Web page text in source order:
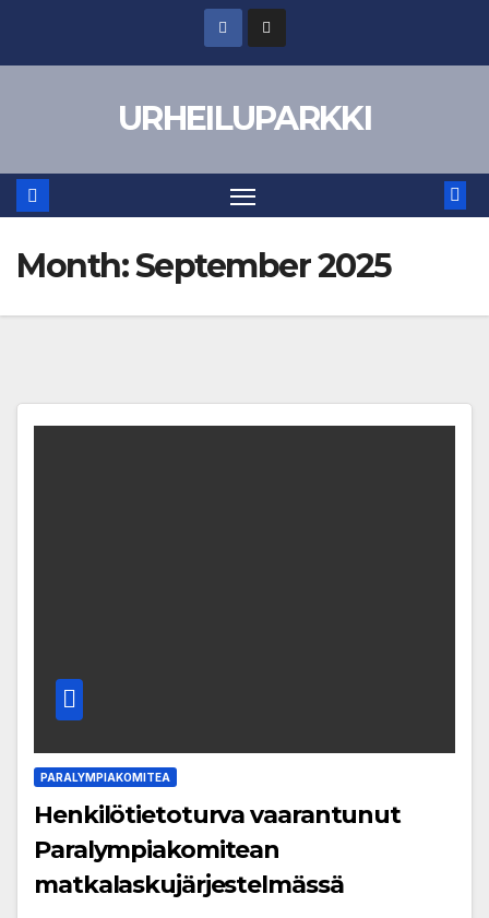
URHEILUPARKKI
Month:September 2025
PARALYMPIAKOMITEA
Henkilötietoturva vaarantunut
Paralympiakomitean
matkalaskujärjestelmässä